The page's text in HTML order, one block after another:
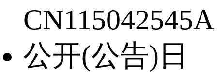
CN115042545A
公开(公告)日